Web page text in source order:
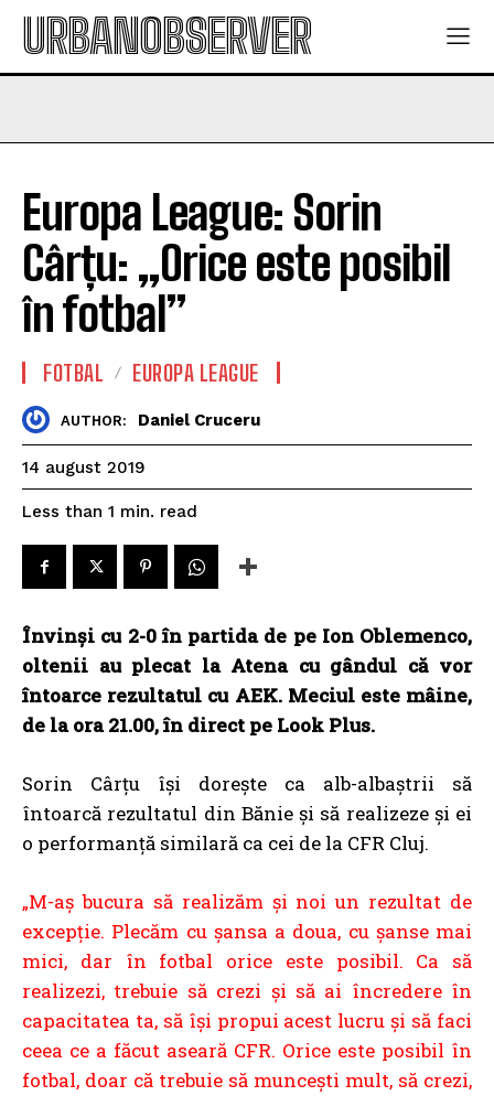
URBANOBSERVER
Europa League: Sorin
Cârțu: „Orice este posibil
în fotbal”
FOTBAL EUROPA LEAGUE
AUTHOR: Daniel Cruceru
14 august 2019
Less than 1 min. read
Învinşi cu 2-0 în partida de pe Ion Oblemenco,
oltenii au plecat la Atena cu gândul că vor
întoarce rezultatul cu AEK. Meciul este mâine,
de la ora 21.00, în direct pe Look Plus.
Sorin Cârțu își dorește ca alb-albaștrii să
întoarcă rezultatul din Bănie și să realizeze și ei
o performanță similară ca cei de la CFR Cluj.
„M-aş bucura să realizăm şi noi un rezultat de
excepţie. Plecăm cu şansa a doua, cu şanse mai
mici, dar în fotbal orice este posibil. Ca să
realizezi, trebuie să crezi şi să ai încredere în
capacitatea ta, să îşi propui acest lucru şi să faci
ceea ce a făcut aseară CFR. Orice este posibil în
fotbal, doar că trebuie să munceşti mult, să crezi,